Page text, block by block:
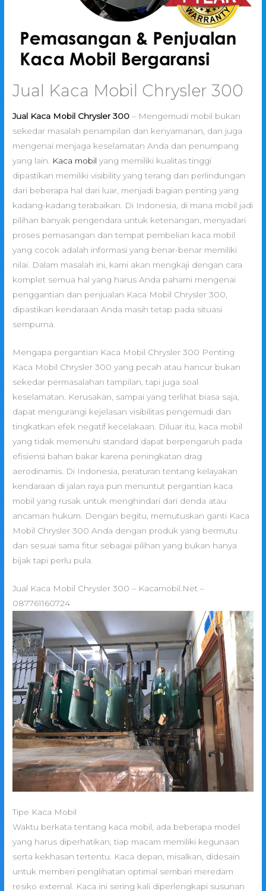
Jual Kaca Mobil Chrysler 300
Jual Kaca Mobil Chrysler 300 – Mengemudi mobil bukan
sekedar masalah penampilan dan kenyamanan, dan juga
mengenai menjaga keselamatan Anda dan penumpang
yang lain.
Kaca mobil yang memiliki kualitas tinggi
dipastikan memiliki visibility yang terang dan perlindungan
dari beberapa hal dari luar, menjadi bagian penting yang
kadang-kadang terabaikan. Di Indonesia, di mana mobil jadi
pilihan banyak pengendara untuk ketenangan, menyadari
proses pemasangan dan tempat pembelian kaca mobil
yang cocok adalah informasi yang benar-benar memiliki
nilai. Dalam masalah ini, kami akan mengkaji dengan cara
komplet semua hal yang harus Anda pahami mengenai
penggantian dan penjualan Kaca Mobil Chrysler 300,
dipastikan kendaraan Anda masih tetap pada situasi
sempurna.
Mengapa pergantian Kaca Mobil Chrysler 300 Penting
Kaca Mobil Chrysler 300 yang pecah atau hancur bukan
sekedar permasalahan tampilan, tapi juga soal
keselamatan. Kerusakan, sampai yang terlihat biasa saja,
dapat mengurangi kejelasan visibilitas pengemudi dan
tingkatkan efek negatif kecelakaan. Diluar itu, kaca mobil
yang tidak memenuhi standard dapat berpengaruh pada
efisiensi bahan bakar karena peningkatan drag
aerodinamis. Di Indonesia, peraturan tentang kelayakan
kendaraan di jalan raya pun menuntut pergantian kaca
mobil yang rusak untuk menghindari dari denda atau
ancaman hukum. Dengan begitu, memutuskan ganti Kaca
Mobil Chrysler 300 Anda dengan produk yang bermutu
dan sesuai sama fitur sebagai pilihan yang bukan hanya
bijak tapi perlu pula.
Jual Kaca Mobil Chrysler 300 – Kacamobil.Net –
087761160724
Tipe Kaca Mobil
Waktu berkata tentang kaca mobil, ada beberapa model
yang harus diperhatikan, tiap macam memiliki kegunaan
serta kekhasan tertentu. Kaca depan, misalkan, didesain
untuk memberi penglihatan optimal sembari meredam
resiko external. Kaca ini sering kali diperlengkapi susunan